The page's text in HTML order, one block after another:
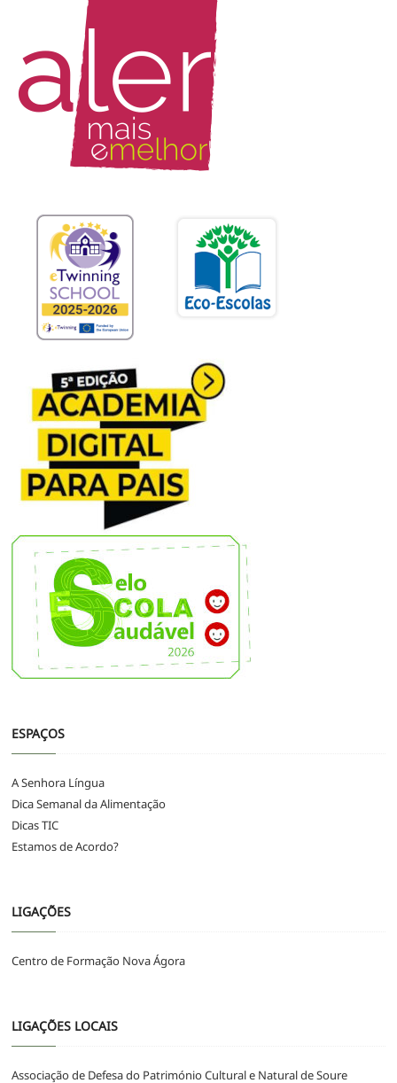
ESPAÇOS
A Senhora Língua
Dica Semanal da Alimentação
Dicas TIC
Estamos de Acordo?
LIGAÇÕES
Centro de Formação Nova Ágora
LIGAÇÕES LOCAIS
Associação de Defesa do Património Cultural e Natural de Soure